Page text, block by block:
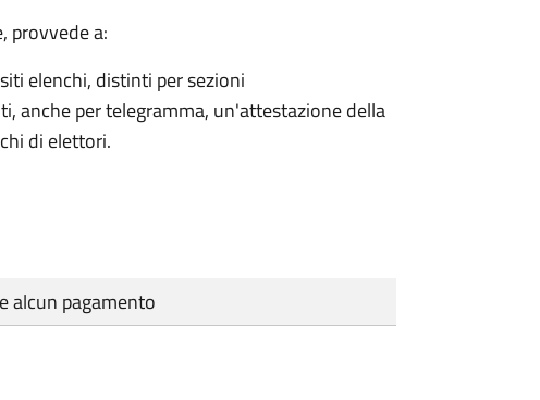
provvede a:
elenchi, distinti per sezioni
anche per telegramma, un'attestazione della
di elettori.
alcun pagamento